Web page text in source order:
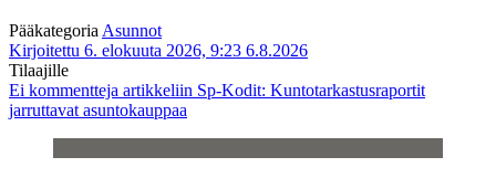
Pääkategoria Asunnot
Kirjoitettu 6. elokuuta 2026, 9:23 6.8.2026
Tilaajille
Ei kommentteja artikkeliin Sp-Kodit: Kuntotarkastusraportit
jarruttavat asuntokauppaa